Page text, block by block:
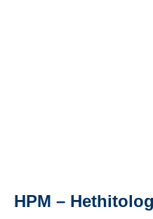
HPM –